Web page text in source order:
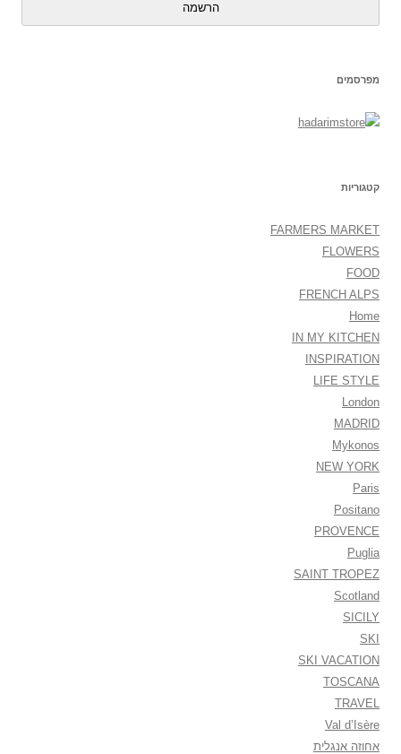
הרשמה
מפרסמים
קטגוריות
FARMERS MARKET
FLOWERS
FOOD
FRENCH ALPS
Home
IN MY KITCHEN
INSPIRATION
LIFE STYLE
London
MADRID
Mykonos
NEW YORK
Paris
Positano
PROVENCE
Puglia
SAINT TROPEZ
Scotland
SICILY
SKI
SKI VACATION
TOSCANA
TRAVEL
Val d’Isère
אחוזה אנגלית